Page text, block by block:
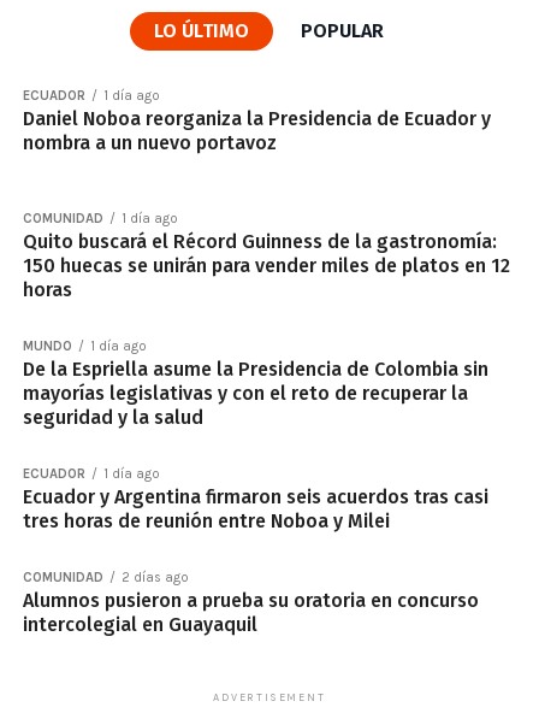
LO ÚLTIMO POPULAR
ECUADOR 1 día ago
Daniel Noboa reorganiza la Presidencia de Ecuador y
nombra a un nuevo portavoz
COMUNIDAD 1 día ago
Quito buscará el Récord Guinness de la gastronomía:
150 huecas se unirán para vender miles de platos en 12
horas
MUNDO 1 día ago
De la Espriella asume la Presidencia de Colombia sin
mayorías legislativas y con el reto de recuperar la
seguridad y la salud
ECUADOR 1 día ago
Ecuador y Argentina firmaron seis acuerdos tras casi
tres horas de reunión entre Noboa y Milei
COMUNIDAD 2 días ago
Alumnos pusieron a prueba su oratoria en concurso
intercolegial en Guayaquil
ADVERTISEMENT